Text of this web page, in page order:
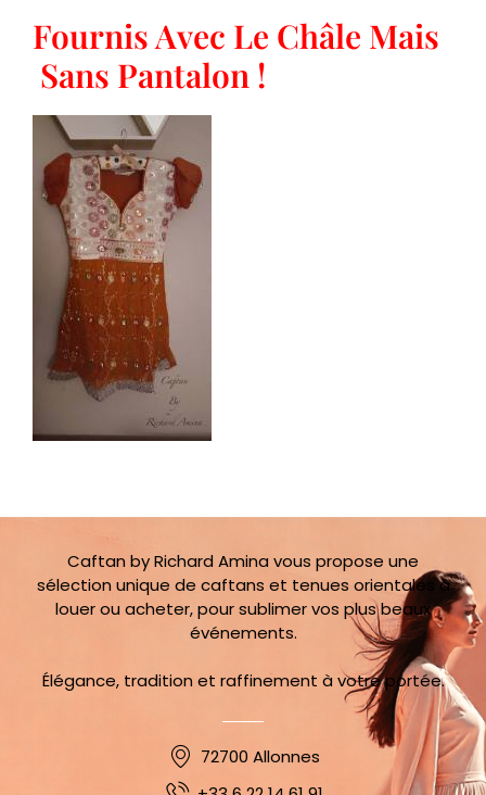
Fournis Avec Le Châle Mais
Sans Pantalon !
Caftan by Richard Amina vous propose une
sélection unique de caftans et tenues orientales à
louer ou acheter, pour sublimer vos plus beaux
événements.
Élégance, tradition et raffinement à votre portée.
72700 Allonnes